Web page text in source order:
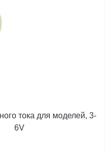
тока для моделей, 3-
6V